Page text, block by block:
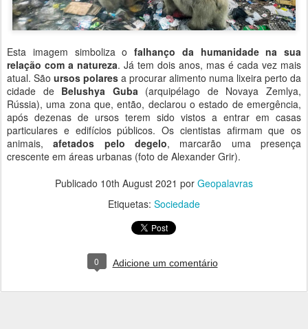
Esta imagem simboliza o falhanço da humanidade na sua
relação com a natureza. Já tem dois anos, mas é cada vez mais
atual. São ursos polares a procurar alimento numa lixeira perto da
cidade de Belushya Guba(arquipélago de Novaya Zemlya,
Rússia), uma zona que, então, declarou o estado de emergência,
após dezenas de ursos terem sido vistos a entrar em casas
particulares e edifícios públicos. Os cientistas afirmam que os
animais,afetados pelo degelo, marcarão uma presença
crescente em áreas urbanas (foto de Alexander Grir).
Publicado 10th August 2021 por Geopalavras
Etiquetas: Sociedade
0 Adicione um comentário